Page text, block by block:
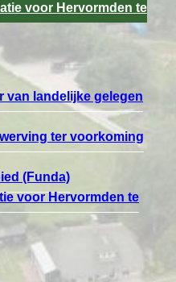
voor Hervormden te
van landelijke gelegen
ter voorkoming
(Funda)
voor Hervormden te